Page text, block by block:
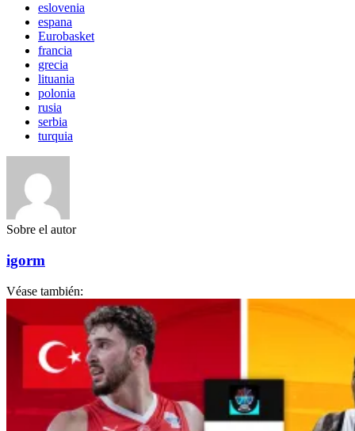
eslovenia
espana
Eurobasket
francia
grecia
lituania
polonia
rusia
serbia
turquia
Sobre el autor
igorm
Véase también: